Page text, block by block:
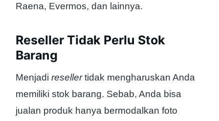
Raena, Evermos, dan lainnya.
Reseller Tidak Perlu Stok
Barang
Menjadi resellertidak mengharuskan Anda
memiliki stok barang. Sebab, Anda bisa
jualan produk hanya bermodalkan foto